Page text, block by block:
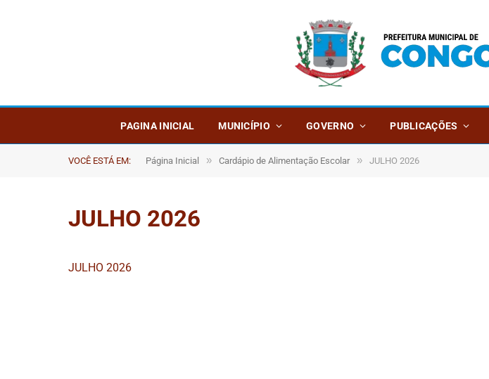
PAGINA INICIAL MUNICÍPIO GOVERNO PUBLICAÇÕES
VOCÊ ESTÁ EM: Página Inicial » Cardápio de Alimentação Escolar » JULHO 2026
JULHO 2026
JULHO 2026